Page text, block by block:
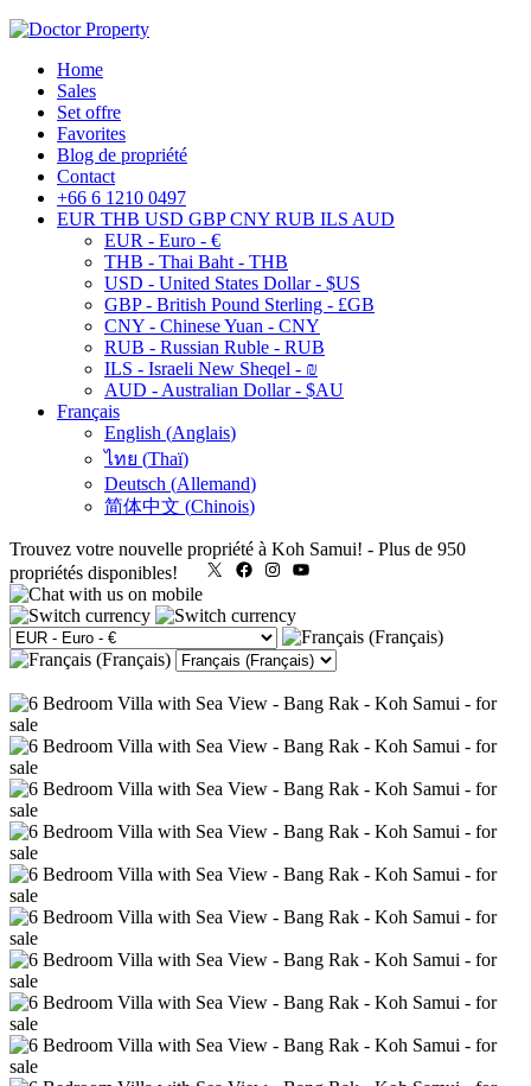
Home
Sales
Set offre
Favorites
Blog de propriété
Contact
+66 6 1210 0497
EUR THB USD GBP CNY RUB ILS AUD
EUR - Euro - €
THB - Thai Baht - THB
USD - United States Dollar - $US
GBP - British Pound Sterling - £GB
CNY - Chinese Yuan - CNY
RUB - Russian Ruble - RUB
ILS - Israeli New Sheqel - ₪
AUD - Australian Dollar - $AU
Français
English (Anglais)
ไทย (Thaï)
Deutsch (Allemand)
简体中文 (Chinois)
Trouvez votre nouvelle propriété à Koh Samui! - Plus de 950
propriétés disponibles!
X FacebookInstagram